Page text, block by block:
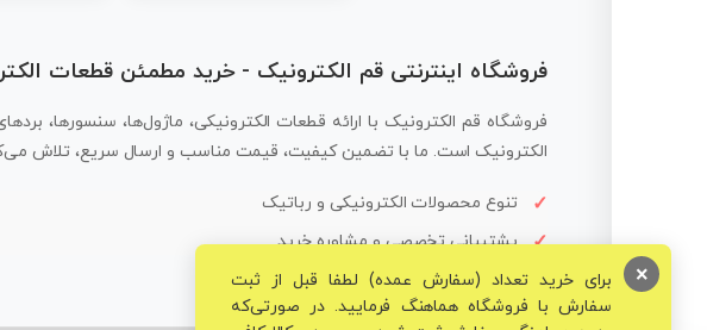
فروشگاه اینترنتی قم الکترونیک - خرید مطمئن قطعات
فروشگاه قم الکترونیک با ارائه قطعات الکترونیکی، ماژول‌ها، سنسورها،
الکترونیک است. ما با تضمین کیفیت، قیمت مناسب و ارسال سریع، تلاش
تنوع محصولات الکترونیکی و رباتیک
پشتیبانی تخصصی و مشاوره خرید
برای خرید تعداد (سفارش عمده) لطفا قبل از ثبت
سفارش با فروشگاه هماهنگ فرمایید. در صورتی‌که
×